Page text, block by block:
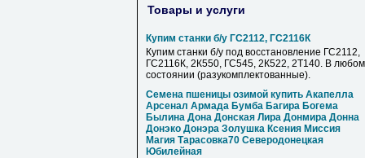
Товары и услуги
Купим станки б/у ГС2112, ГС2116К
Купим станки б/у под восстановление ГС2112,
ГС2116К, 2К550, ГС545, 2К522, 2Т140. В любом
состоянии (разукомплектованные).
Семена пшеницы озимой купить Акапелла
Арсенал Армада Бумба Багира Богема
Былина Дона Донская Лира Донмира Донна
Донэко Донэра Золушка Ксения Миссия
Магия Тарасовка70 Северодонецкая
Юбилейная